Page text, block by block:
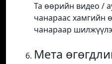
Та өөрийн видео /
чанараас хамгийн
чанараар
Мета